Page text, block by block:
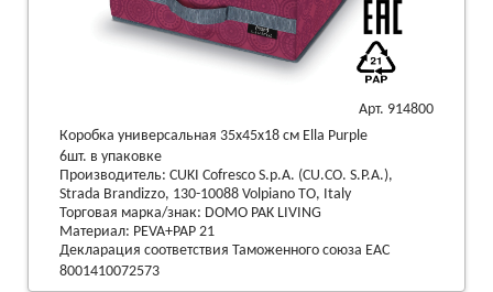
Арт. 914800
Коробка универсальная 35х45х18 см Ella Purple
6шт. в упаковке
Производитель: CUKI Cofresco S.p.A. (CU.CO. S.P.A.),
Strada Brandizzo, 130-10088 Volpiano TO, Italy
Торговая марка/знак: DOMO PAK LIVING
Материал: PEVA+PAP 21
Декларация соответствия Таможенного союза EAC
8001410072573